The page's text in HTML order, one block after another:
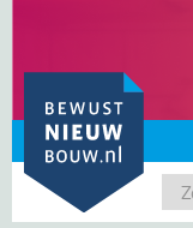
content